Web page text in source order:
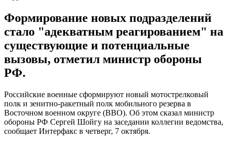
Формирование новых подразделений
стало "адекватным реагированием" на
существующие и потенциальные
вызовы, отметил министр обороны
РФ.
Российские военные сформируют новый мотострелковый
полк и зенитно-ракетный полк мобильного резерва в
Восточном военном округе (ВВО). Об этом сказал министр
обороны РФ Сергей Шойгу на заседании коллегии ведомства,
сообщает Интерфакс в четверг, 7 октября.